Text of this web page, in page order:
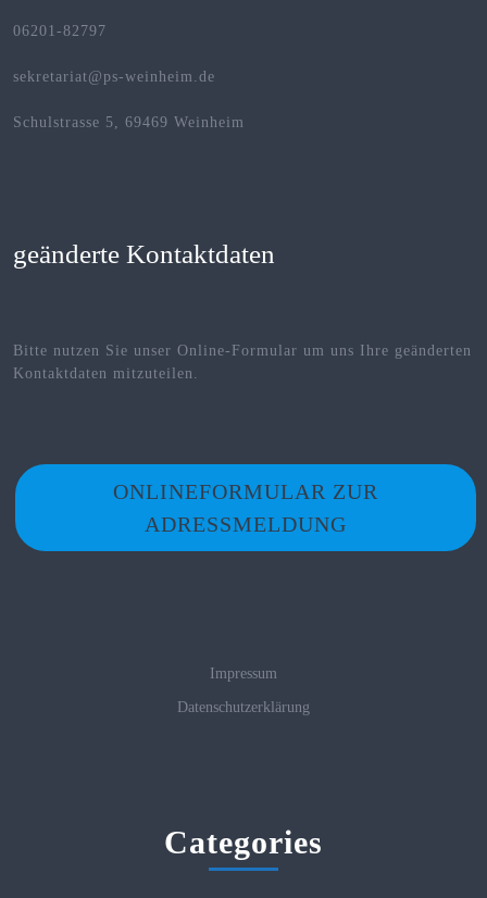
06201-82797
sekretariat@ps-weinheim.de
Schulstrasse 5, 69469 Weinheim
geänderte Kontaktdaten
Bitte nutzen Sie unser Online-Formular um uns Ihre geänderten
Kontaktdaten mitzuteilen.
ONLINEFORMULAR ZUR
ADRESSMELDUNG
Impressum
Datenschutzerklärung
Categories